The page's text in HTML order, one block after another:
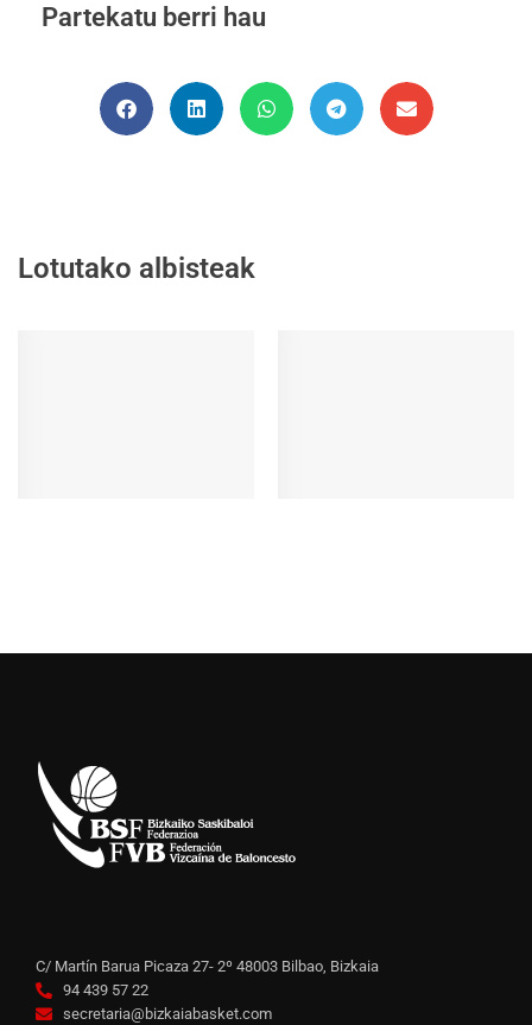
Partekatu berri hau
Lotutako albisteak
C/ Martín Barua Picaza 27- 2º 48003 Bilbao, Bizkaia
94 439 57 22
secretaria@bizkaiabasket.com